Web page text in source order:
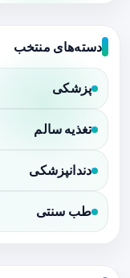
دسته‌های منتخب
پزشکی
تغذیه سالم
دندانپزشکی
طب سنتی